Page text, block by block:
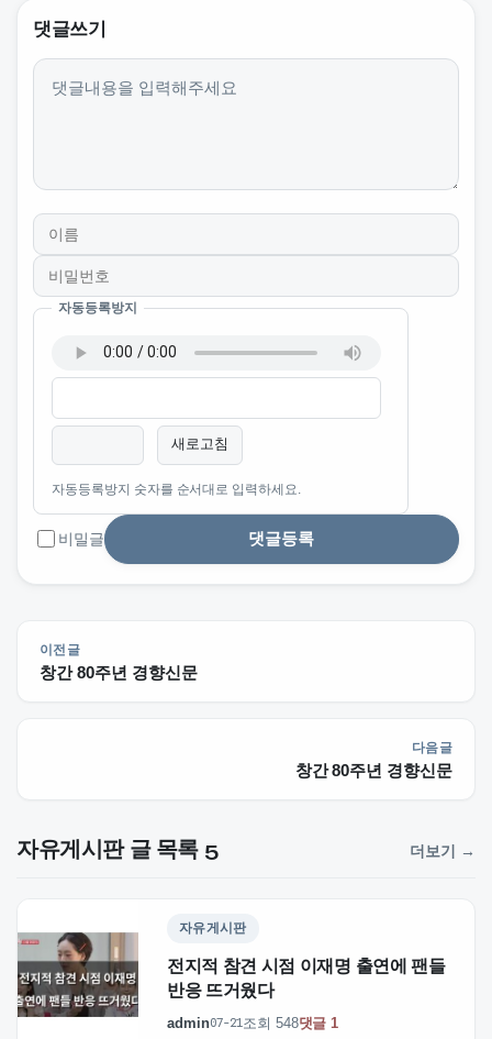
댓글쓰기
내용
이름필수
비밀번호필수
자동등록방지
새로고침
자동등록방지 숫자를 순서대로 입력하세요.
비밀글 댓글등록
이전글
창간 80주년 경향신문
다음글
창간 80주년 경향신문
자유게시판 글 목록 5 더보기 →
자유게시판
전지적 참견 시점 이재명 출연에 팬들
반응 뜨거웠다
admin07-21조회 548댓글 1